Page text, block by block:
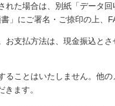
れた場合は、別紙「データ
」にご署名・ご捺印の上、
お支払方法は、現金振込と
ることはいたしません。他
ます。